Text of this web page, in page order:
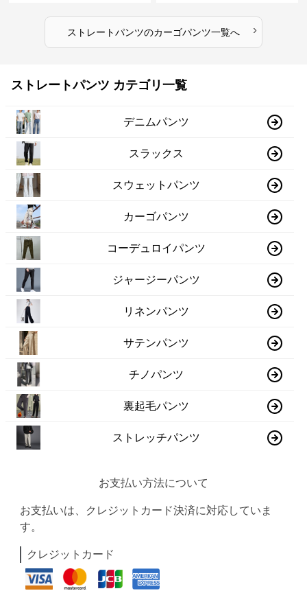
ストレートパンツのカーゴパンツ一覧へ ›
ストレートパンツ カテゴリ一覧
デニムパンツ
スラックス
スウェットパンツ
カーゴパンツ
コーデュロイパンツ
ジャージーパンツ
リネンパンツ
サテンパンツ
チノパンツ
裏起毛パンツ
ストレッチパンツ
お支払い方法について
お支払いは、クレジットカード決済に対応していま
す。
クレジットカード